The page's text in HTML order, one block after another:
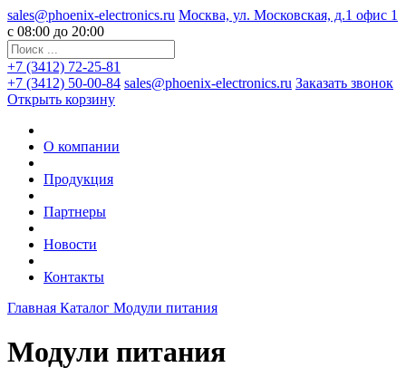
sales@phoenix-electronics.ru Москва, ул. Московская, д.1 офис 1
c 08:00 до 20:00
+7 (3412) 72-25-81
+7 (3412) 50-00-84 sales@phoenix-electronics.ru Заказать звонок
Открыть корзину
О компании
Продукция
Партнеры
Новости
Контакты
Главная Каталог Модули питания
Модули питания